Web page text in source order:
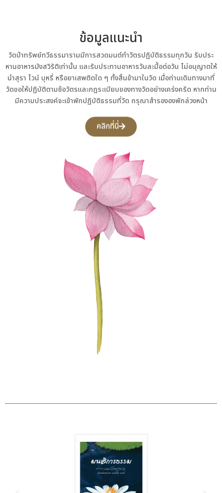
ข้อมูลแนะนำ
วัดป่าทรัพย์ทวีธรรมารามมีการสวดมนต์ทำวัตรปฏิบัติธรรมทุกวัน รับประ
หานอาหารมังสวิรัติเท่านั้น และรับประทานอาหารวันละมื้อต่อวัน ไม่อนุญาตให้
นำสุรา ไวน์ บุหรี่ หรือยาเสพติดใด ๆ ทั้งสิ้นข้ามาในวัด เมื่อท่านเดินทางมาที่
วัดขอให้ปฏิบัติตามช้อวัตรและกฎระเบียบของทางวัดอย่างเคร่งครัด หากท่าน
มีความประสงค์จะเข้าพักปฏิบัติธรรมที่วัด กรุณาสำรององพักล่วงหน้า
คลิกที่นี่